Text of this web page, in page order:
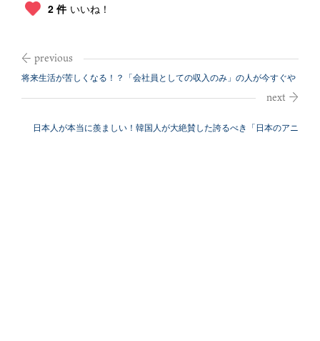
2 件 いいね！
将来生活が苦しくなる！？「会社員としての収入のみ」の人が今すぐや
日本人が本当に羨ましい！韓国人が大絶賛した誇るべき「日本のアニ